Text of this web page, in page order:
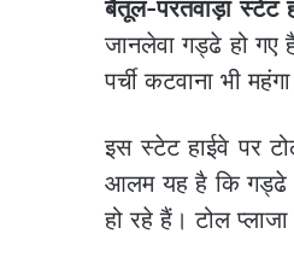
बैतूल-परतवाड़ा स्टेट
जानलेवा गड्ढे हो
पर्ची कटवाना भी
इस स्टेट हाईवे पर
आलम यह है कि गड्ढे
हो रहे हैं। टोल